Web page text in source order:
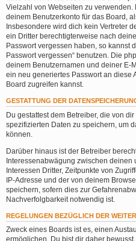
Vielzahl von Webseiten zu
deinem Benutzerkonto für das Board,
Insbesondere wird dich kein Vertreter
ein Dritter berechtigterweise nach
Passwort vergessen haben, so kannst
Passwort vergessen“ benutzen. Die
deinem Benutzernamen und deiner E-
ein neu generiertes Passwort an diese
Board zugreifen kannst.
GESTATTUNG DER
Du gestattest dem Betreiber, die von
spezifizierten Daten zu speichern, um
können.
Darüber hinaus ist der Betreiber
Interessenabwägung zwischen deinen
Interessen Dritter, Zeitpunkte von
IP-Adresse und der von deinem
speichern, sofern dies zur
Nachverfolgbarkeit notwendig ist.
REGELUNGEN BEZÜGLICH DER
Zweck eines Boards ist es, einen
ermöglichen. Du bist dir daher